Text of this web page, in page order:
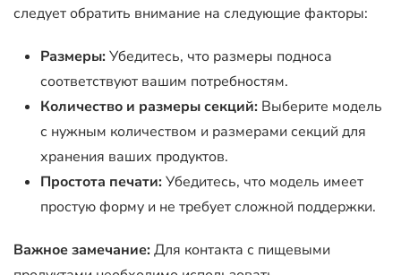
следует обратить внимание на следующие факторы:
Размеры:Убедитесь, что размеры подноса
соответствуют вашим потребностям.
Количество и размеры секций: Выберите модель
с нужным количеством и размерами секций для
хранения ваших продуктов.
Простота печати:Убедитесь, что модель имеет
простую форму и не требует сложной поддержки.
Важное замечание:Для контакта с пищевыми